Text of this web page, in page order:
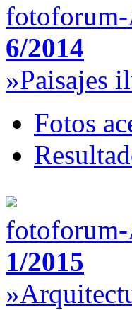
fotoforum-
6/2014
»Paisajes
Fotos
fotoforum-
1/2015